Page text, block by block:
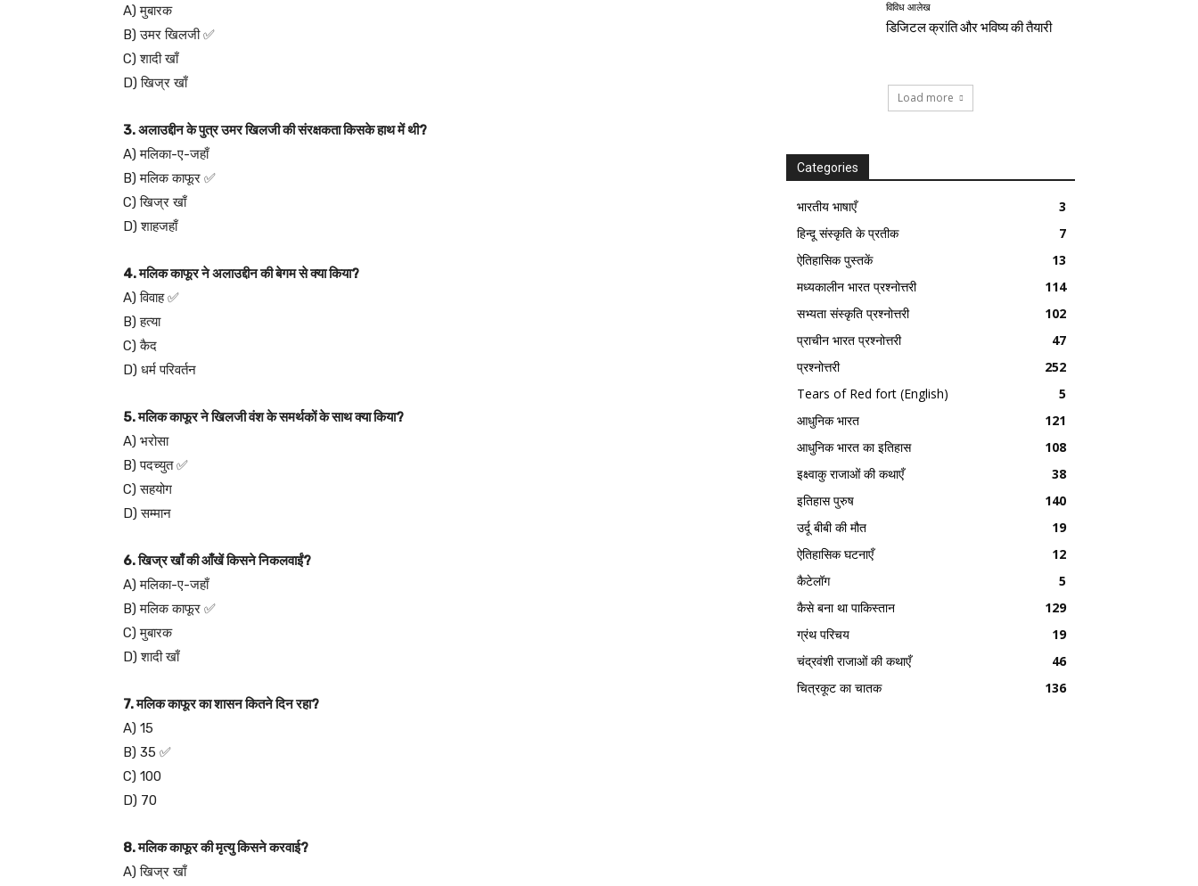
A) मुबारक
B) उमर खिलजी ✅
C) शादी खाँ
D) खिज्र खाँ
3. अलाउद्दीन के पुत्र उमर खिलजी की संरक्षकता किसके हाथ में थी?
A) मलिका-ए-जहाँ
B) मलिक काफूर ✅
C) खिज्र खाँ
D) शाहजहाँ
4. मलिक काफूर ने अलाउद्दीन की बेगम से क्या किया?
A) विवाह ✅
B) हत्या
C) कैद
D) धर्म परिवर्तन
5. मलिक काफूर ने खिलजी वंश के समर्थकों के साथ क्या किया?
A) भरोसा
B) पदच्युत ✅
C) सहयोग
D) सम्मान
6. खिज्र खाँ की आँखें किसने निकलवाईं?
A) मलिका-ए-जहाँ
B) मलिक काफूर ✅
C) मुबारक
D) शादी खाँ
7. मलिक काफूर का शासन कितने दिन रहा?
A) 15
B) 35 ✅
C) 100
D) 70
8. मलिक काफूर की मृत्यु किसने करवाई?
A) खिज्र खाँ
विविध आलेख
डिजिटल क्रांति और भविष्य की तैयारी
Load more
Categories
भारतीय भाषाएँ
3
हिन्दू संस्कृति के प्रतीक
7
ऐतिहासिक पुस्तकें
13
मध्यकालीन भारत प्रश्नोत्तरी
114
सभ्यता संस्कृति प्रश्नोत्तरी
102
प्राचीन भारत प्रश्नोत्तरी
47
प्रश्नोत्तरी
252
Tears of Red fort (English)
5
आधुनिक भारत
121
आधुनिक भारत का इतिहास
108
इक्ष्वाकु राजाओं की कथाएँ
38
इतिहास पुरुष
140
उर्दू बीबी की मौत
19
ऐतिहासिक घटनाएँ
12
कैटेलॉग
5
कैसे बना था पाकिस्तान
129
ग्रंथ परिचय
19
चंद्रवंशी राजाओं की कथाएँ
46
चित्रकूट का चातक
136